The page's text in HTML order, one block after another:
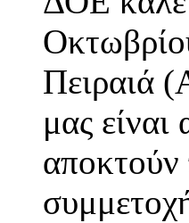
Πειραιά
μας
αποκτούν